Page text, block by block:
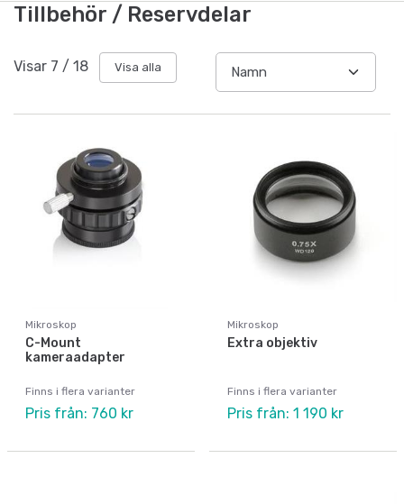
Tillbehör / Reservdelar
Visar 7 / 18 Visa alla
Mikroskop
C-Mount
kameraadapter
Finns i flera varianter
Pris från: 760 kr
Mikroskop
Extra objektiv
Finns i flera varianter
Pris från: 1 190 kr